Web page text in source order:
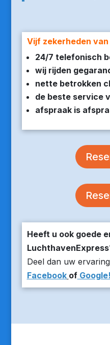
Vijf zekerheden
24/7 telefonisch
wij rijden
nette betrokken
de beste service
afspraak is
Heeft u ook goede
Deel dan uw
Facebook ofGoogle!